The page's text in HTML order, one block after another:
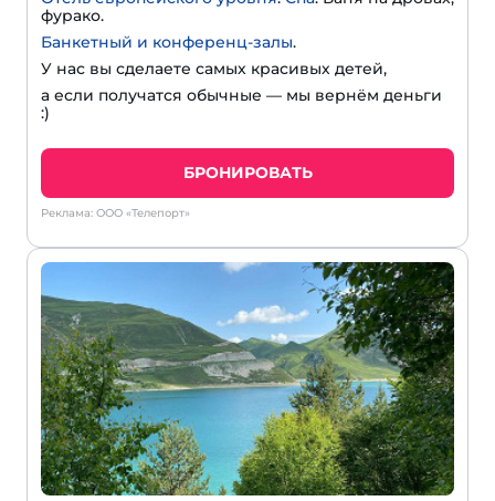
фурако.
Банкетный и конференц-залы.
У нас вы сделаете самых красивых детей,
а если получатся обычные — мы вернём деньги
:)
БРОНИРОВАТЬ
Реклама: ООО «Телепорт»